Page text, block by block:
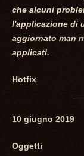
che alcuni
l'applicazione di
aggiornato man
applicati.
Hotfix
10 giugno 2019
Oggetti